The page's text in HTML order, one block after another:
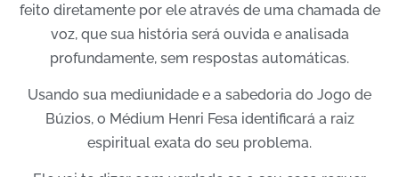
feito diretamente por ele através de uma chamada de
voz, que sua história será ouvida e analisada
profundamente, sem respostas automáticas.
Usando sua mediunidade e a sabedoria do Jogo de
Búzios, o Médium Henri Fesa identificará a raiz
espiritual exata do seu problema.